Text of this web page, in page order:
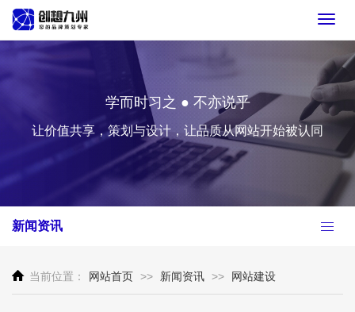
学而时习之 ● 不亦说乎
让价值共享，策划与设计，让品质从网站开始被认同
新闻资讯
当前位置： 网站首页 >> 新闻资讯 >> 网站建设